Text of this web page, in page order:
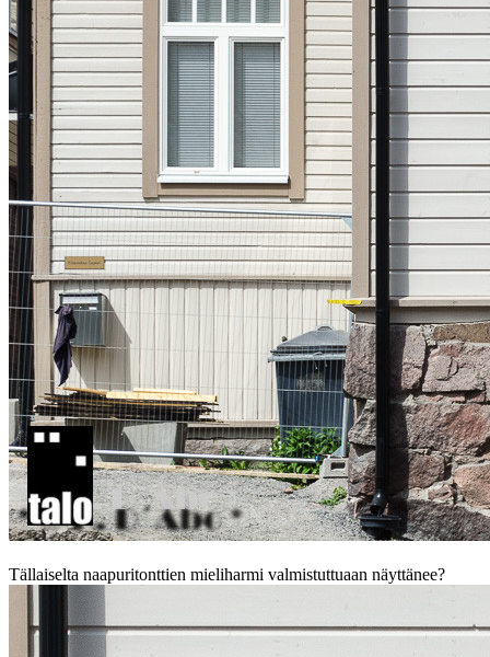
Tällaiselta naapuritonttien mieliharmi valmistuttuaan näyttänee?